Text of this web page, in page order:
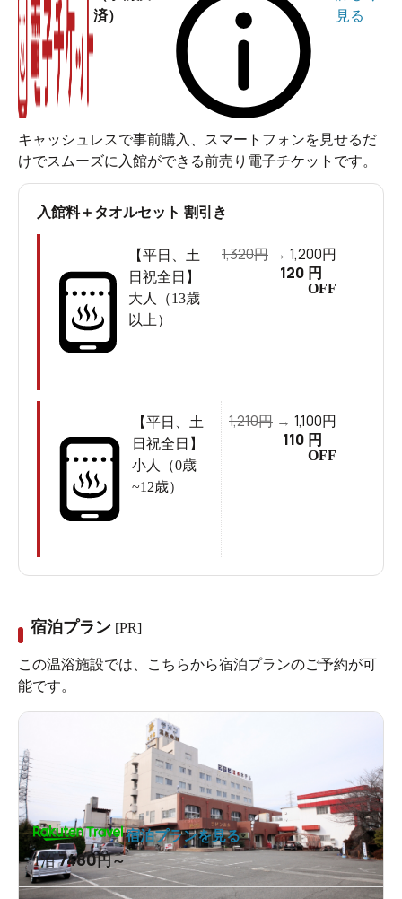
人気の秘密はラドン発生装置
浴室内にあるラドン吸入室
開業当時、かなり高額だったラドン発生装置を導入し、
浴槽の中に一定量のラドンガスを送り込むことで、
に浸かりながらラドンを吸入できる専用の浴室も作りま
天然の放射能戦は気象条件によってラドンの量が
左右されますが、
人工的に装置で投入することで、いつ
「竜王ラドン温泉 湯～とぴあ」は、体の外側からだけで
なく、内側からも健康にアプローチするという、非常に
稀少な温泉施設なのです。
それでいて、日帰り利用は大人880円で時間無制限という
から、これもまた驚きです。この驚異的な価格設定に
は、「気軽に湯治として利用して、心身を整える機会に
してほしい」という、オーナーの熱い想いが込められて
います。
済）
見る
キャッシュレスで事前購入、スマートフォンを見せるだ
けでスムーズに入館ができる前売り電子チケットです。
入館料＋タオルセット 割引き
【平日、土
日祝全日】
大人（13歳
以上）
1,320円 → 1,200円
120 円
OFF
【平日、土
日祝全日】
小人（0歳
~12歳）
1,210円 → 1,100円
110 円
OFF
宿泊プラン [PR]
この温浴施設では、こちらから宿泊プランのご予約が可
能です。
1泊7480円～
宿泊プランを見る